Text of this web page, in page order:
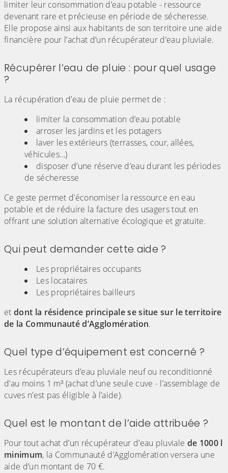
limiter leur consommation d’eau potable - ressource
devenant rare et précieuse en période de sécheresse.
Elle propose ainsi aux habitants de son territoire une aide
financière pour l’achat d’un récupérateur d’eau pluviale.
Récupérer l’eau de pluie : pour quel usage
?
La récupération d’eau de pluie permet de :
limiter la consommation d’eau potable
arroser les jardins et les potagers
laver les extérieurs (terrasses, cour, allées,
véhicules…)
disposer d’une réserve d’eau durant les périodes
de sécheresse
Ce geste permet d’économiser la ressource en eau
potable et de réduire la facture des usagers tout en
offrant une solution alternative écologique et gratuite.
Qui peut demander cette aide ?
Les propriétaires occupants
Les locataires
Les propriétaires bailleurs
et dont la résidence principale se situe sur le territoire
de la Communauté d’Agglomération.
Quel type d’équipement est concerné ?
Les récupérateurs d’eau pluviale neuf ou reconditionné
d’au moins 1 m³ (achat d’une seule cuve - l’assemblage de
cuves n’est pas éligible à l’aide).
Quel est le montant de l’aide attribuée ?
Pour tout achat d’un récupérateur d’eau pluviale de 1000 l
minimum, la Communauté d’Agglomération versera une
aide d’un montant de 70 €.